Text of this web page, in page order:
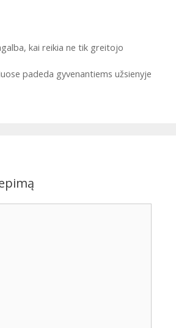
kai reikia ne tik greitojo
padeda gyvenantiems užsienyje